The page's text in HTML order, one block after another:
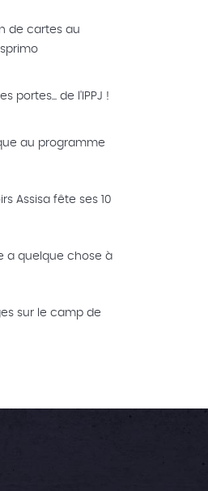
de cartes au
portes... de l'IPPJ !
au programme
Assisa fête ses 10
a quelque chose à
sur le camp de